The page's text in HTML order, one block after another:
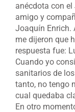
anécdota con el
amigo y
Joaquín Enrich.
me dijeron que
respuesta fue:
Cuando yo
sanitarios de
tanto, no tengo
cual quedaba
En otro